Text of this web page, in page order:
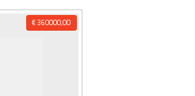
€ 360000,00